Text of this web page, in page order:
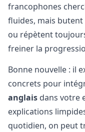
francophones
fluides, mais
ou répètent
freiner la
Bonne nouvelle : il
concrets pour
anglais dans votre
explications
quotidien, on peut